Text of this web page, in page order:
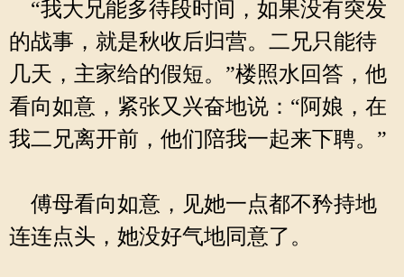
“我大兄能多待段时间，如果没有突发
的战事，就是秋收后归营。二兄只能待
几天，主家给的假短。”楼照水回答，他
看向如意，紧张又兴奋地说：“阿娘，在
我二兄离开前，他们陪我一起来下聘。”
傅母看向如意，见她一点都不矜持地
连连点头，她没好气地同意了。